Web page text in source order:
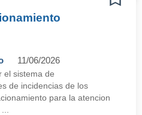
11/06/2026
el sistema de
de incidencias de los
para la atencion